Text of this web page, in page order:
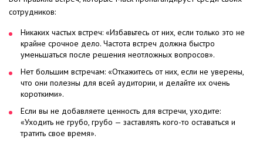
сотрудников:
Никаких частых встреч: «Избавьтесь от них, если только это не
крайне срочное дело. Частота встреч должна быстро
уменьшаться после решения неотложных вопросов».
Нет большим встречам: «Откажитесь от них, если не уверены,
что они полезны для всей аудитории, и делайте их очень
короткими».
Если вы не добавляете ценность для встречи, уходите:
«Уходить не грубо, грубо — заставлять кого-то оставаться и
тратить свое время».